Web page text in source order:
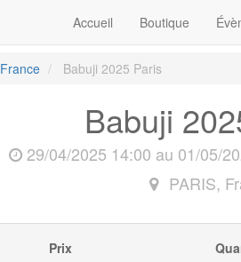
Accueil Boutique
France Babuji 2025 Paris
Babuji
29/04/2025 14:00 au 01/05/
PARIS,
Prix